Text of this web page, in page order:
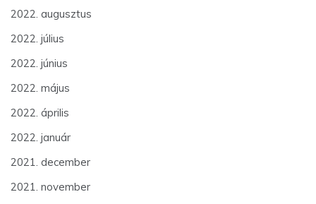
2022. augusztus
2022. július
2022. június
2022. május
2022. április
2022. január
2021. december
2021. november